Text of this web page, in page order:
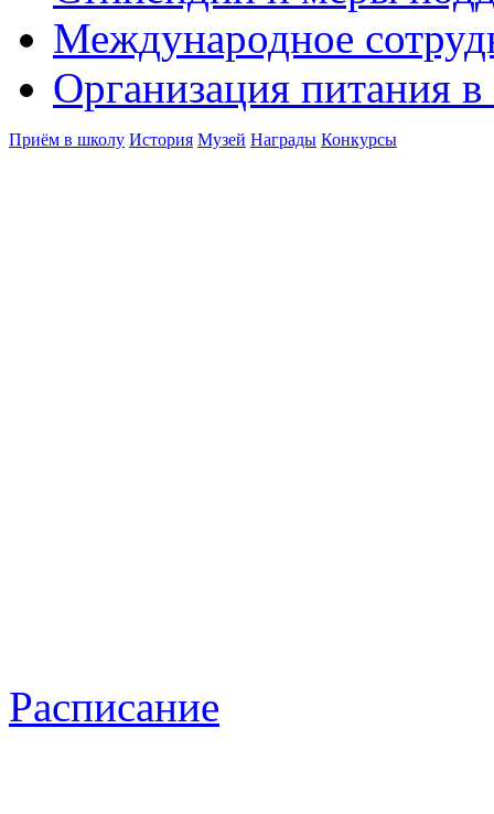
Международное
Организация питания в
Приём в школу История Музей Награды Конкурсы
Расписание